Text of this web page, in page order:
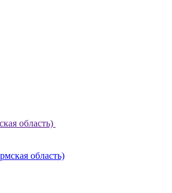
область)
область)